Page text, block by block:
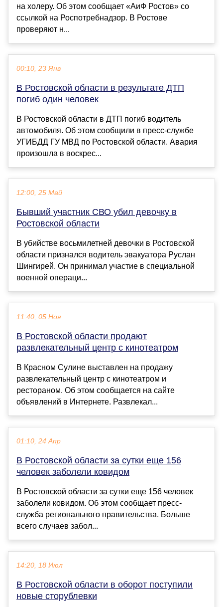
на холеру. Об этом сообщает «АиФ Ростов» со
ссылкой на Роспотребнадзор. В Ростове
проверяют н...
00:10, 23 Янв
В Ростовской области в результате ДТП
погиб один человек
В Ростовской области в ДТП погиб водитель
автомобиля. Об этом сообщили в пресс-службе
УГИБДД ГУ МВД по Ростовской области. Авария
произошла в воскрес...
12:00, 25 Май
Бывший участник СВО убил девочку в
Ростовской области
В убийстве восьмилетней девочки в Ростовской
области признался водитель эвакуатора Руслан
Шингирей. Он принимал участие в специальной
военной операци...
11:40, 05 Ноя
В Ростовской области продают
развлекательный центр с кинотеатром
В Красном Сулине выставлен на продажу
развлекательный центр с кинотеатром и
рестораном. Об этом сообщается на сайте
объявлений в Интернете. Развлекал...
01:10, 24 Апр
В Ростовской области за сутки еще 156
человек заболели ковидом
В Ростовской области за сутки еще 156 человек
заболели ковидом. Об этом сообщает пресс-
служба регионального правительства. Больше
всего случаев забол...
14:20, 18 Июл
В Ростовской области в оборот поступили
новые сторублевки